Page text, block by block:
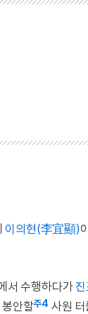
이의현(李宜顯)
서 수행하다가
안할주4 사원